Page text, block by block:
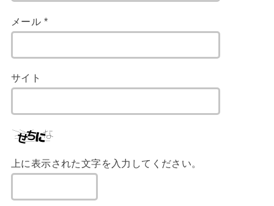
メール *
サイト
上に表示された文字を入力してください。